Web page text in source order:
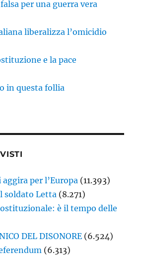
per una guerra vera
liberalizza l’omicidio
e la pace
in questa follia
per l’Europa (11.393)
soldato Letta (8.271)
è il tempo delle
DEL DISONORE (6.524)
(6.313)